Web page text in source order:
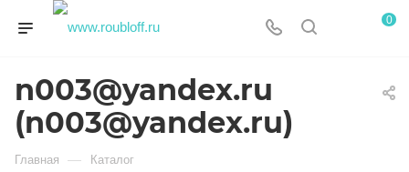
0
n003@yandex.ru
(n003@yandex.ru)
Главная — Каталог